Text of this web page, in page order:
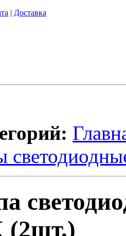
| Доставка
(2шт.)